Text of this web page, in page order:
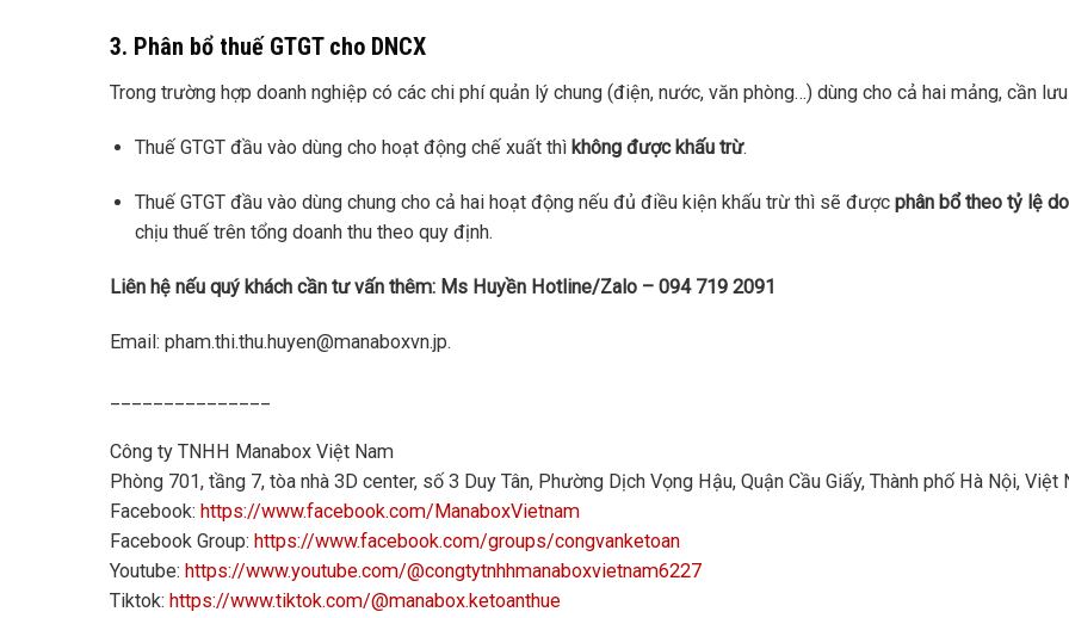
3. Phân bổ thuế GTGT cho DNCX
Trong trường hợp doanh nghiệp có các chi phí quản lý chung (điện, nước, văn phòng…) dùng cho cả hai mảng, cần
Thuế GTGT đầu vào dùng cho hoạt động chế xuất thì không được khấu trừ.
Thuế GTGT đầu vào dùng chung cho cả hai hoạt động nếu đủ điều kiện khấu trừ thì sẽ được phân bổ theo tỷ lệ
chịu thuế trên tổng doanh thu theo quy định.
Liên hệ nếu quý khách cần tư vấn thêm: Ms Huyền Hotline/Zalo – 094 719 2091
Email: pham.thi.thu.huyen@manaboxvn.jp.
Công ty TNHH Manabox Việt Nam
Phòng 701, tầng 7, tòa nhà 3D center, số 3 Duy Tân, Phường Dịch Vọng Hậu, Quận Cầu Giấy, Thành phố Hà Nội, Việt
Facebook: https://www.facebook.com/ManaboxVietnam
Facebook Group: https://www.facebook.com/groups/congvanketoan
Youtube: https://www.youtube.com/@congtytnhhmanaboxvietnam6227
Tiktok: https://www.tiktok.com/@manabox.ketoanthue